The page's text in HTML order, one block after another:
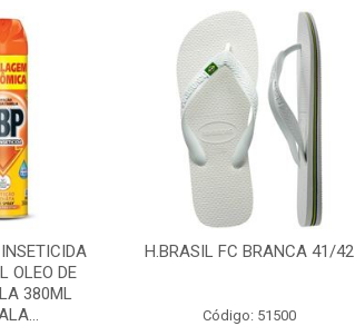
OLEO DE
380ML
H.BRASIL FC BRANCA 41/42
Código: 51500